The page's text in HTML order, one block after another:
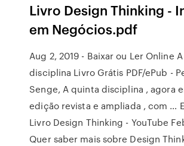
Livro Design Thinking -
em Negócios.pdf
Aug 2, 2019 - Baixar ou Ler Online
disciplina Livro Grátis PDF/ePub -
Senge, A quinta disciplina , agora
edição revista e ampliada , com …
Livro Design Thinking - YouTube
Quer saber mais sobre Design